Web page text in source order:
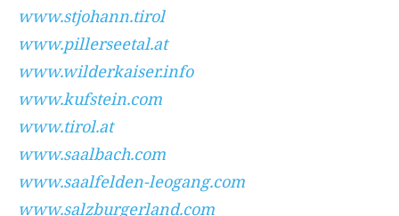
www.stjohann.tirol
www.pillerseetal.at
www.wilderkaiser.info
www.kufstein.com
www.tirol.at
www.saalbach.com
www.saalfelden-leogang.com
www.salzburgerland.com